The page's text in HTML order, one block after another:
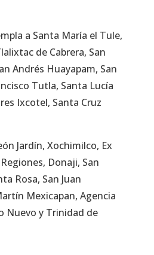
a Santa María el Tule,
de Cabrera, San
Andrés Huayapam, San
Tutla, Santa Lucía
Ixcotel, Santa Cruz
Jardín, Xochimilco, Ex
Donaji, San
Rosa, San Juan
Mexicapan, Agencia
Nuevo y Trinidad de